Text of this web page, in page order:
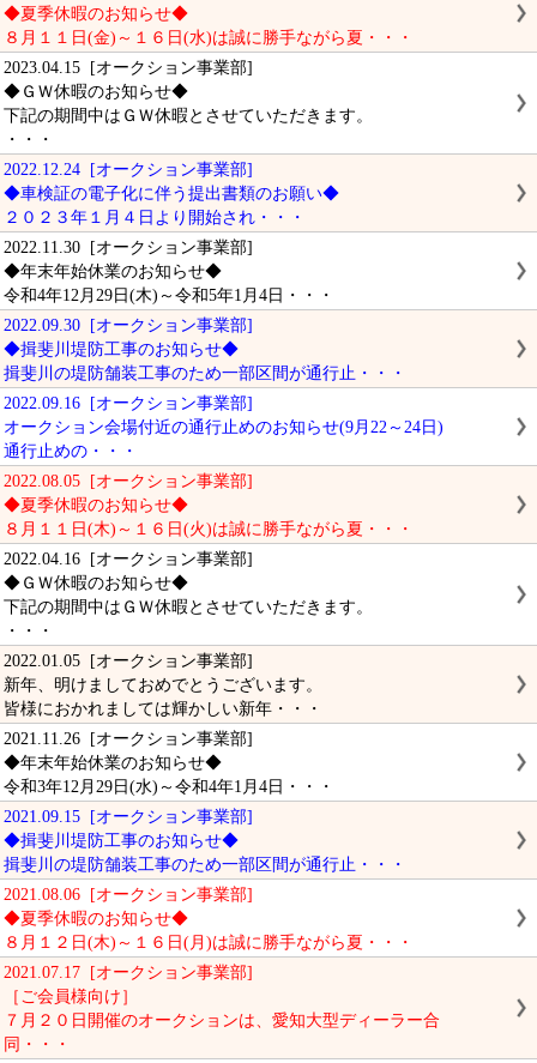
◆夏季休暇のお知らせ◆
８月１１日(金)～１６日(水)は誠に勝手ながら夏・・・
2023.04.15 [オークション事業部]
◆ＧＷ休暇のお知らせ◆
下記の期間中はＧＷ休暇とさせていただきます。
・・・
2022.12.24 [オークション事業部]
◆車検証の電子化に伴う提出書類のお願い◆
２０２３年１月４日より開始され・・・
2022.11.30 [オークション事業部]
◆年末年始休業のお知らせ◆
令和4年12月29日(木)～令和5年1月4日・・・
2022.09.30 [オークション事業部]
◆揖斐川堤防工事のお知らせ◆
揖斐川の堤防舗装工事のため一部区間が通行止・・・
2022.09.16 [オークション事業部]
オークション会場付近の通行止めのお知らせ(9月22～24日)
通行止めの・・・
2022.08.05 [オークション事業部]
◆夏季休暇のお知らせ◆
８月１１日(木)～１６日(火)は誠に勝手ながら夏・・・
2022.04.16 [オークション事業部]
◆ＧＷ休暇のお知らせ◆
下記の期間中はＧＷ休暇とさせていただきます。
・・・
2022.01.05 [オークション事業部]
新年、明けましておめでとうございます。
皆様におかれましては輝かしい新年・・・
2021.11.26 [オークション事業部]
◆年末年始休業のお知らせ◆
令和3年12月29日(水)～令和4年1月4日・・・
2021.09.15 [オークション事業部]
◆揖斐川堤防工事のお知らせ◆
揖斐川の堤防舗装工事のため一部区間が通行止・・・
2021.08.06 [オークション事業部]
◆夏季休暇のお知らせ◆
８月１２日(木)～１６日(月)は誠に勝手ながら夏・・・
2021.07.17 [オークション事業部]
［ご会員様向け］
７月２０日開催のオークションは、愛知大型ディーラー合
同・・・